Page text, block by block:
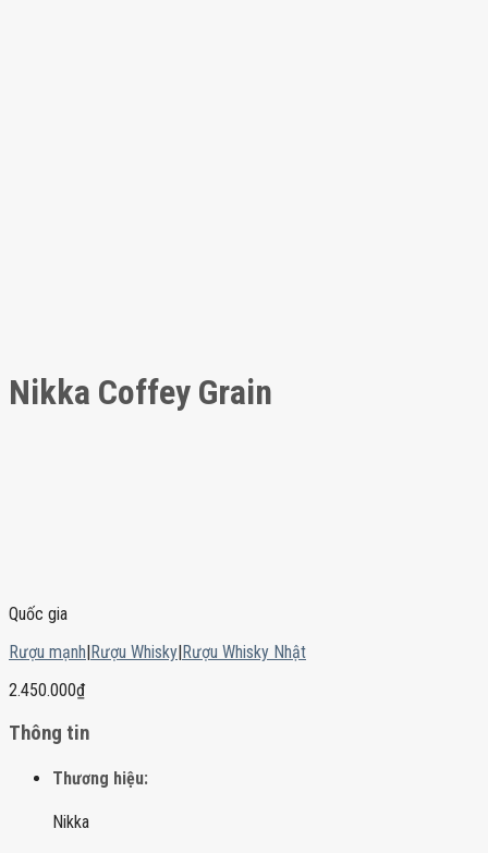
Nikka Coffey Grain
Quốc gia
Rượu mạnh|Rượu Whisky|Rượu Whisky Nhật
2.450.000₫
Thông tin
Thương hiệu:
Nikka